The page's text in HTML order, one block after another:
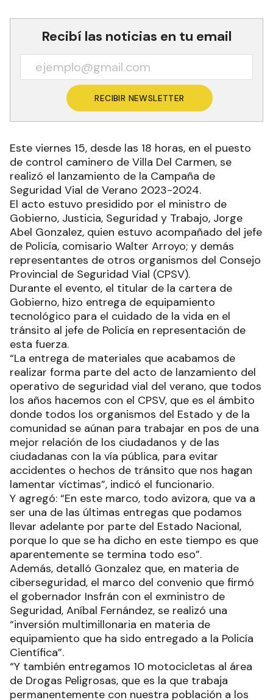
Recibí las noticias en tu email
RECIBIR NEWSLETTER
Este viernes 15, desde las 18 horas, en el puesto
de control caminero de Villa Del Carmen, se
realizó el lanzamiento de la Campaña de
Seguridad Vial de Verano 2023-2024.
El acto estuvo presidido por el ministro de
Gobierno, Justicia, Seguridad y Trabajo, Jorge
Abel Gonzalez, quien estuvo acompañado del jefe
de Policía, comisario Walter Arroyo; y demás
representantes de otros organismos del Consejo
Provincial de Seguridad Vial (CPSV).
Durante el evento, el titular de la cartera de
Gobierno, hizo entrega de equipamiento
tecnológico para el cuidado de la vida en el
tránsito al jefe de Policía en representación de
esta fuerza.
“La entrega de materiales que acabamos de
realizar forma parte del acto de lanzamiento del
operativo de seguridad vial del verano, que todos
los años hacemos con el CPSV, que es el ámbito
donde todos los organismos del Estado y de la
comunidad se aúnan para trabajar en pos de una
mejor relación de los ciudadanos y de las
ciudadanas con la vía pública, para evitar
accidentes o hechos de tránsito que nos hagan
lamentar víctimas”, indicó el funcionario.
Y agregó: “En este marco, todo avizora, que va a
ser una de las últimas entregas que podamos
llevar adelante por parte del Estado Nacional,
porque lo que se ha dicho en este tiempo es que
aparentemente se termina todo eso”.
Además, detalló Gonzalez que, en materia de
ciberseguridad, el marco del convenio que firmó
el gobernador Insfrán con el exministro de
Seguridad, Aníbal Fernández, se realizó una
“inversión multimillonaria en materia de
equipamiento que ha sido entregado a la Policía
Científica”.
“Y también entregamos 10 motocicletas al área
de Drogas Peligrosas, que es la que trabaja
permanentemente con nuestra población a los